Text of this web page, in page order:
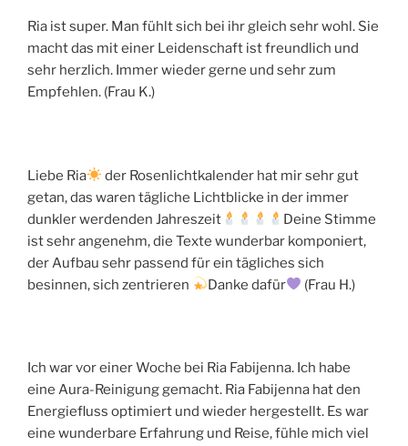
Ria ist super. Man fühlt sich bei ihr gleich sehr wohl. Sie
macht das mit einer Leidenschaft ist freundlich und
sehr herzlich. Immer wieder gerne und sehr zum
Empfehlen. (Frau K.)
Liebe Ria
der Rosenlichtkalender hat mir sehr gut
getan, das waren tägliche Lichtblicke in der immer
dunkler werdenden Jahreszeit
Deine Stimme
ist sehr angenehm, die Texte wunderbar komponiert,
der Aufbau sehr passend für ein tägliches sich
besinnen, sich zentrieren
Danke dafür (Frau H.)
Ich war vor einer Woche bei Ria Fabijenna. Ich habe
eine Aura-Reinigung gemacht. Ria Fabijenna hat den
Energiefluss optimiert und wieder hergestellt. Es war
eine wunderbare Erfahrung und Reise, fühle mich viel